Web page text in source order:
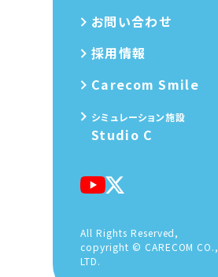
お問い合わせ
採用情報
Carecom Smile
シミュレーション施設
Studio C
All Rights Reserved,
copyright © CARECOM CO.,
LTD.